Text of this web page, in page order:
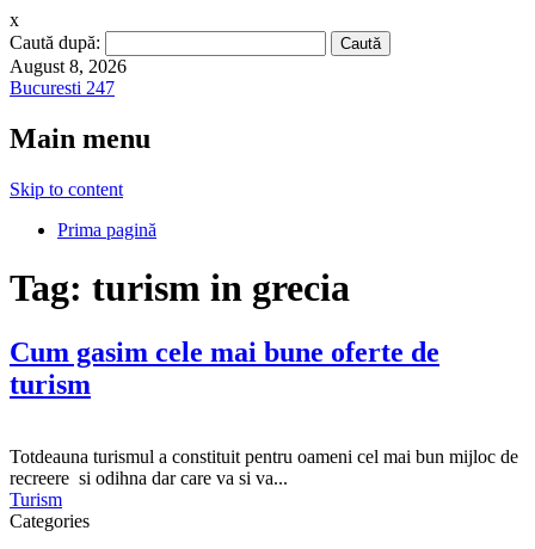
x
Caută după:
August 8, 2026
Bucuresti 247
Main menu
Skip to content
Prima pagină
Tag: turism in grecia
Cum gasim cele mai bune oferte de
turism
Totdeauna turismul a constituit pentru oameni cel mai bun mijloc de
recreere si odihna dar care va si va...
Turism
Categories